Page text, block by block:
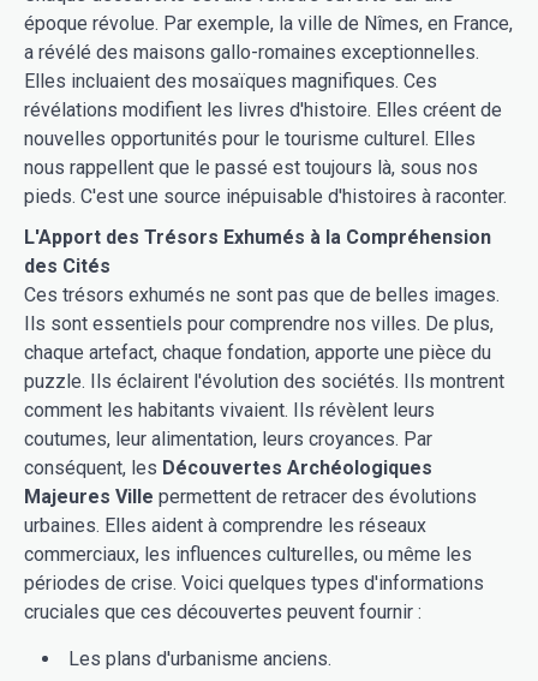
époque révolue. Par exemple, la ville de Nîmes, en France,
a révélé des maisons gallo-romaines exceptionnelles.
Elles incluaient des mosaïques magnifiques. Ces
révélations modifient les livres d'histoire. Elles créent de
nouvelles opportunités pour le tourisme culturel. Elles
nous rappellent que le passé est toujours là, sous nos
pieds. C'est une source inépuisable d'histoires à raconter.
L'Apport des Trésors Exhumés à la Compréhension
des Cités
Ces trésors exhumés ne sont pas que de belles images.
Ils sont essentiels pour comprendre nos villes. De plus,
chaque artefact, chaque fondation, apporte une pièce du
puzzle. Ils éclairent l'évolution des sociétés. Ils montrent
comment les habitants vivaient. Ils révèlent leurs
coutumes, leur alimentation, leurs croyances. Par
conséquent, les Découvertes Archéologiques
Majeures Ville permettent de retracer des évolutions
urbaines. Elles aident à comprendre les réseaux
commerciaux, les influences culturelles, ou même les
périodes de crise. Voici quelques types d'informations
cruciales que ces découvertes peuvent fournir :
Les plans d'urbanisme anciens.